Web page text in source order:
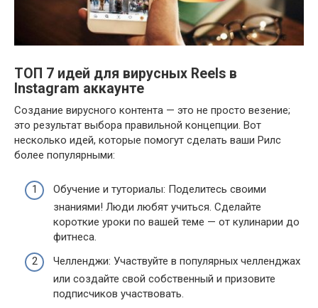
ТОП 7 идей для вирусных Reels в
Instagram аккаунте
Создание вирусного контента — это не просто везение;
это результат выбора правильной концепции. Вот
несколько идей, которые помогут сделать ваши Рилс
более популярными:
Обучение и туториалы: Поделитесь своими
знаниями! Люди любят учиться. Сделайте
короткие уроки по вашей теме — от кулинарии до
фитнеса.
Челленджи: Участвуйте в популярных челленджах
или создайте свой собственный и призовите
подписчиков участвовать.